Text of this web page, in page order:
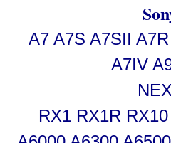
A7 A7S A7SII
A7IV
RX1 RX1R